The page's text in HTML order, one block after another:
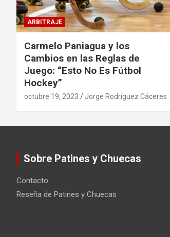
ARBITRAJE
Carmelo Paniagua y los
Cambios en las Reglas de
Juego: “Esto No Es Fútbol
Hockey”
octubre 19, 2023 Jorge Rodríguez Cáceres
Sobre Patines y Chuecas
Contacto
Reseña de Patines y Chuecas